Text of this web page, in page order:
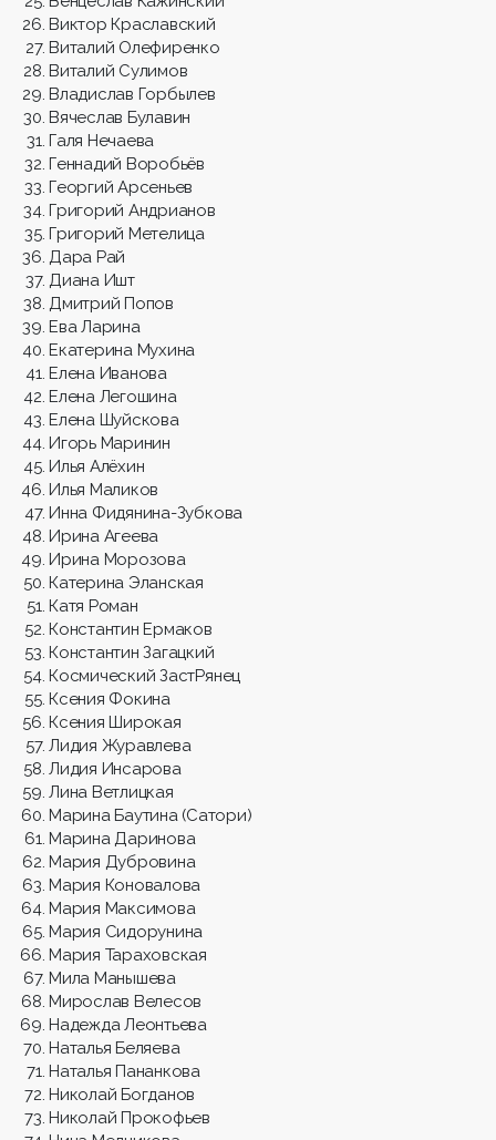
Виктор Краславский
Виталий Олефиренко
Виталий Сулимов
Владислав Горбылев
Вячеслав Булавин
Галя Нечаева
Геннадий Воробьёв
Георгий Арсеньев
Григорий Андрианов
Григорий Метелица
Дара Рай
Диана Ишт
Дмитрий Попов
Ева Ларина
Екатерина Мухина
Елена Иванова
Елена Легошина
Елена Шуйскова
Игорь Маринин
Илья Алёхин
Илья Маликов
Инна Фидянина-Зубкова
Ирина Агеева
Ирина Морозова
Катерина Эланская
Катя Роман
Константин Ермаков
Константин Загацкий
Космический ЗастРянец
Ксения Фокина
Ксения Широкая
Лидия Журавлева
Лидия Инсарова
Лина Ветлицкая
Марина Баутина (Сатори)
Марина Даринова
Мария Дубровина
Мария Коновалова
Мария Максимова
Мария Сидорунина
Мария Тараховская
Мила Манышева
Мирослав Велесов
Надежда Леонтьева
Наталья Беляева
Наталья Пананкова
Николай Богданов
Николай Прокофьев